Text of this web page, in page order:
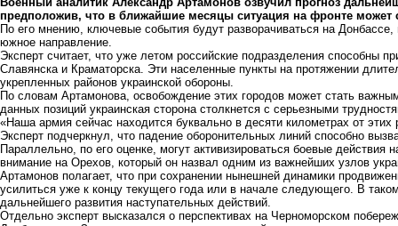
предположив, что в ближайшие месяцы ситуация на фронте может
По его мнению, ключевые события будут разворачиваться на
южное направление.
Эксперт считает, что уже летом российские подразделения способны
Славянска и Краматорска. Эти населенные пункты на протяжении
укрепленных районов украинской обороны.
По словам Артамонова, освобождение этих городов может стать
данных позиций украинская сторона столкнется с серьезными
«Наша армия сейчас находится буквально в десяти километрах от
Эксперт подчеркнул, что падение оборонительных линий способно
Параллельно, по его оценке, могут активизироваться боевые
внимание на Орехов, который он назвал одним из важнейших узлов
Артамонов полагает, что при сохранении нынешней динамики
усилиться уже к концу текущего года или в начале следующего. В
дальнейшего развития наступательных действий.
Отдельно эксперт высказался о перспективах на Черноморском